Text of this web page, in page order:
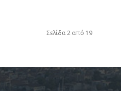
Σελίδα 2 από 19